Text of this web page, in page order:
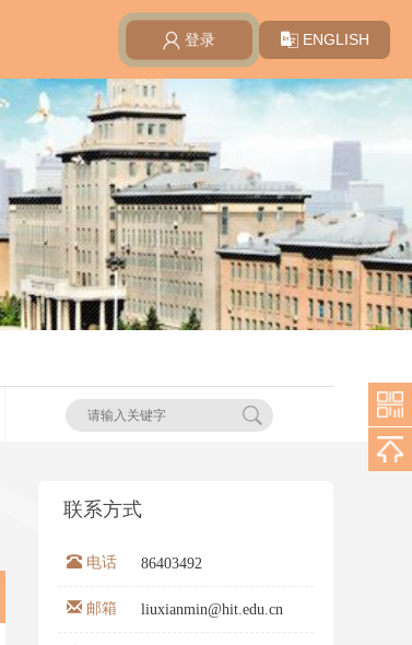
登录 ENGLISH
联系方式
电话 86403492
邮箱 liuxianmin@hit.edu.cn